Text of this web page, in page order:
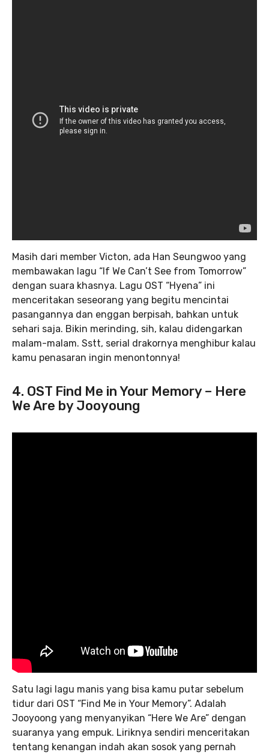
Masih dari member Victon, ada Han Seungwoo yang
membawakan lagu “If We Can’t See from Tomorrow”
dengan suara khasnya. Lagu OST “Hyena” ini
menceritakan seseorang yang begitu mencintai
pasangannya dan enggan berpisah, bahkan untuk
sehari saja. Bikin merinding, sih, kalau didengarkan
malam-malam. Sstt, serial drakornya menghibur kalau
kamu penasaran ingin menontonnya!
4. OST Find Me in Your Memory – Here
We Are by Jooyoung
Satu lagi lagu manis yang bisa kamu putar sebelum
tidur dari OST “Find Me in Your Memory”. Adalah
Jooyoong yang menyanyikan “Here We Are” dengan
suaranya yang empuk. Liriknya sendiri menceritakan
tentang kenangan indah akan sosok yang pernah